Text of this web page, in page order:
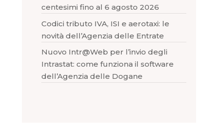
centesimi fino al 6 agosto 2026
Codici tributo IVA, ISI e aerotaxi: le
novità dell’Agenzia delle Entrate
Nuovo Intr@Web per l’invio degli
Intrastat: come funziona il software
dell’Agenzia delle Dogane